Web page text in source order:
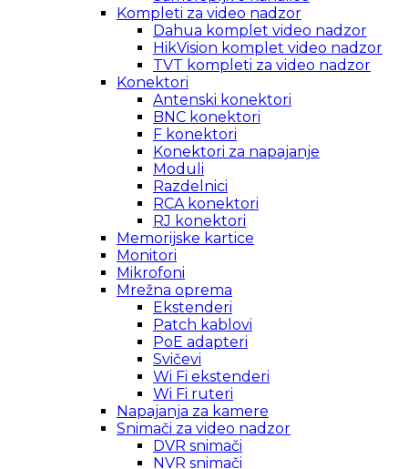
Kompleti za video nadzor
Dahua komplet video nadzor
HikVision komplet video nadzor
TVT kompleti za video nadzor
Konektori
Antenski konektori
BNC konektori
F konektori
Konektori za napajanje
Moduli
Razdelnici
RCA konektori
RJ konektori
Memorijske kartice
Monitori
Mikrofoni
Mrežna oprema
Ekstenderi
Patch kablovi
PoE adapteri
Svičevi
Wi Fi ekstenderi
Wi Fi ruteri
Napajanja za kamere
Snimači za video nadzor
DVR snimači
NVR snimači